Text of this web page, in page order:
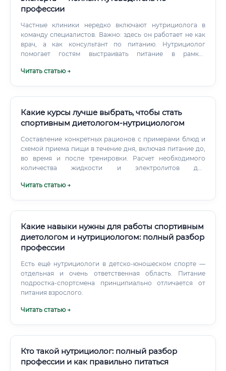
профессии
Частные клиники нередко включают нутрициолога в
команду специалистов. Важно: здесь он работает не как
врач, а как консультант по питанию. Нутрициолог
помогает гостям выстраивать питание в рамках
Читать статью →
Какие курсы лучше выбрать, чтобы стать
спортивным диетологом-нутрициологом
Составление конкретных рационов с примерами блюд и
схемой приема пищи в течение дня, включая питание до,
во время и после тренировки. Расчет необходимого
количества жидкости и электролитов для
солевого баланса во время нагрузок.
Читать статью →
Какие навыки нужны для работы спортивным
диетологом и нутрициологом: полный разбор
профессии
Есть ещё нутрициологи в детско-юношеском спорте —
отдельная и очень ответственная область. Питание
подростка-спортсмена принципиально отличается от
питания взрослого.
Читать статью →
Кто такой нутрициолог: полный разбор
профессии и как правильно питаться